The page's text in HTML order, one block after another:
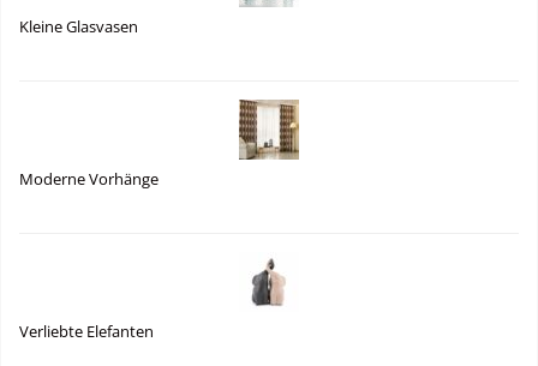
Kleine Glasvasen
Moderne Vorhänge
Verliebte Elefanten